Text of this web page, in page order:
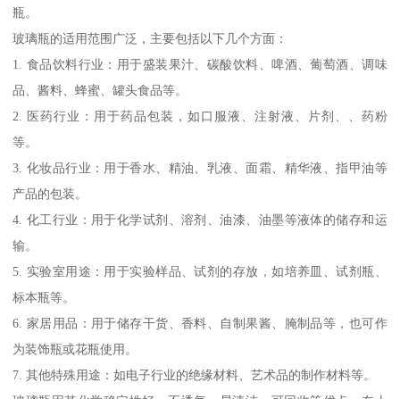
瓶。
玻璃瓶的适用范围广泛，主要包括以下几个方面：
1. 食品饮料行业：用于盛装果汁、碳酸饮料、啤酒、葡萄酒、调味
品、酱料、蜂蜜、罐头食品等。
2. 医药行业：用于药品包装，如口服液、注射液、片剂、、药粉
等。
3. 化妆品行业：用于香水、精油、乳液、面霜、精华液、指甲油等
产品的包装。
4. 化工行业：用于化学试剂、溶剂、油漆、油墨等液体的储存和运
输。
5. 实验室用途：用于实验样品、试剂的存放，如培养皿、试剂瓶、
标本瓶等。
6. 家居用品：用于储存干货、香料、自制果酱、腌制品等，也可作
为装饰瓶或花瓶使用。
7. 其他特殊用途：如电子行业的绝缘材料、艺术品的制作材料等。